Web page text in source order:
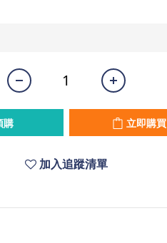
購 立即購買
加入追蹤清單